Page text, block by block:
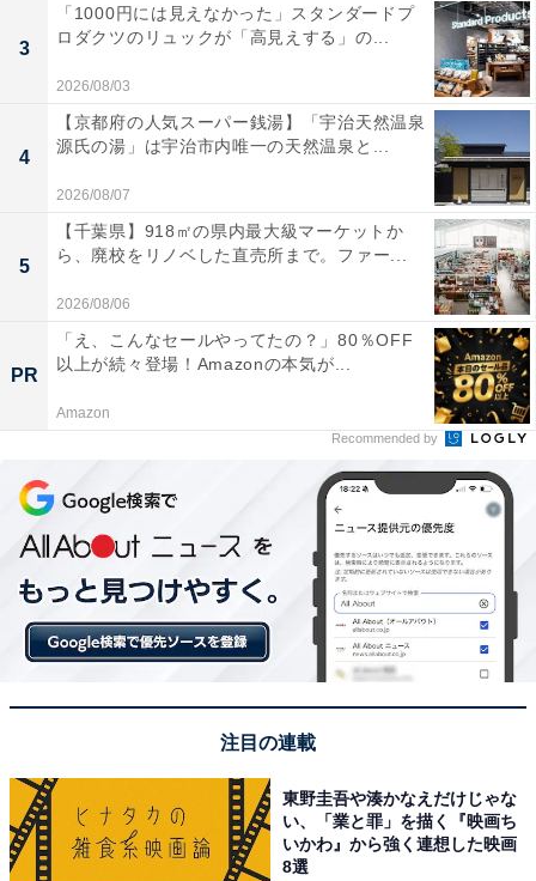
3
「1000円には見えなかった」スタンダードプ
ロダクツのリュックが「高見えする」の...
2026/08/03
4
【京都府の人気スーパー銭湯】「宇治天然温泉
源氏の湯」は宇治市内唯一の天然温泉と...
2026/08/07
5
【千葉県】918㎡の県内最大級マーケットか
ら、廃校をリノベした直売所まで。ファー...
2026/08/06
PR
「え、こんなセールやってたの？」80％OFF
以上が続々登場！Amazonの本気が...
Amazon
Recommended by
注目の連載
東野圭吾や湊かなえだけじゃな
い、「業と罪」を描く『映画ち
いかわ』から強く連想した映画
8選